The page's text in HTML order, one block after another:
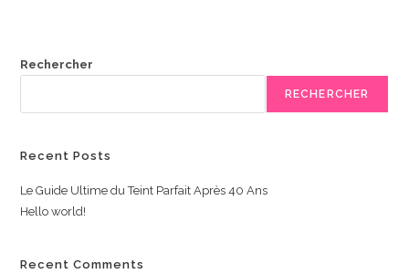
Rechercher
RECHERCHER
Recent Posts
Le Guide Ultime du Teint Parfait Après 40 Ans
Hello world!
Recent Comments